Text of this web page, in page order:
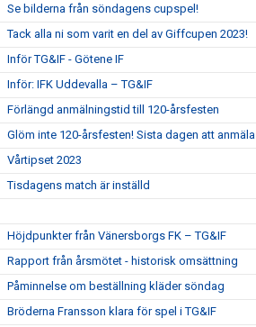
Se bilderna från söndagens cupspel!
Tack alla ni som varit en del av Giffcupen 2023!
Inför TG&IF - Götene IF
Inför: IFK Uddevalla – TG&IF
Förlängd anmälningstid till 120-årsfesten
Glöm inte 120-årsfesten! Sista dagen att anmäla
Vårtipset 2023
Tisdagens match är inställd
Höjdpunkter från Vänersborgs FK – TG&IF
Rapport från årsmötet - historisk omsättning
Påminnelse om beställning kläder söndag
Bröderna Fransson klara för spel i TG&IF